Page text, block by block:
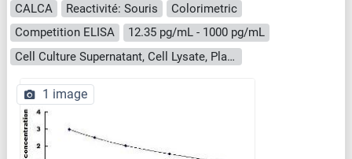
CALCA Reactivité: Souris
Colorimetric
Competition ELISA
12.35 pg/mL - 1000 pg/mL
Cell Culture Supernatant, Cell Lysate, Plasma, Serum, Tissue Homogenate
1 image